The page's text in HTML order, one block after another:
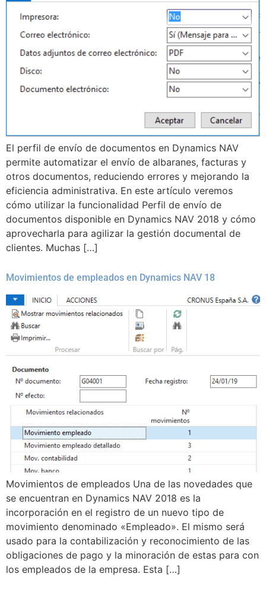
El perfil de envío de documentos en Dynamics NAV
permite automatizar el envío de albaranes, facturas y
otros documentos, reduciendo errores y mejorando la
eficiencia administrativa. En este artículo veremos
cómo utilizar la funcionalidad Perfil de envío de
documentos disponible en Dynamics NAV 2018 y cómo
aprovecharla para agilizar la gestión documental de
clientes. Muchas […]
Movimientos de empleados en Dynamics NAV 18
Movimientos de empleados Una de las novedades que
se encuentran en Dynamics NAV 2018 es la
incorporación en el registro de un nuevo tipo de
movimiento denominado «Empleado». El mismo será
usado para la contabilización y reconocimiento de las
obligaciones de pago y la minoración de estas para con
los empleados de la empresa. Esta […]